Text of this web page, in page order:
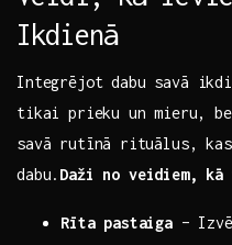
Ikdienā
Integrējot dabu savā
tikai prieku⁢ un mieru,
savā rutīnā⁣ rituālus,
dabu. Daži no veidiem, kā
Rīta pastaiga–